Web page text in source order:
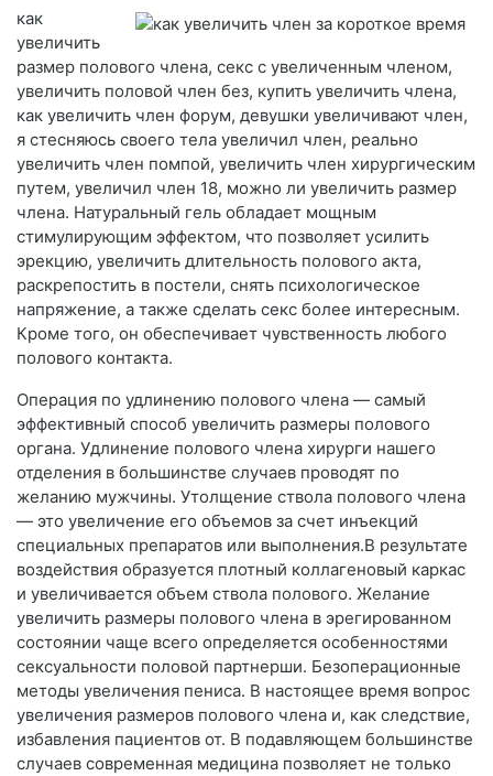
как
увеличить
размер полового члена, секс с увеличенным членом,
увеличить половой член без, купить увеличить члена,
как увеличить член форум, девушки увеличивают член,
я стесняюсь своего тела увеличил член, реально
увеличить член помпой, увеличить член хирургическим
путем, увеличил член 18, можно ли увеличить размер
члена. Натуральный гель обладает мощным
стимулирующим эффектом, что позволяет усилить
эрекцию, увеличить длительность полового акта,
раскрепостить в постели, снять психологическое
напряжение, а также сделать секс более интересным.
Кроме того, он обеспечивает чувственность любого
полового контакта.
Операция по удлинению полового члена — самый
эффективный способ увеличить размеры полового
органа. Удлинение полового члена хирурги нашего
отделения в большинстве случаев проводят по
желанию мужчины. Утолщение ствола полового члена
— это увеличение его объемов за счет инъекций
специальных препаратов или выполнения.В результате
воздействия образуется плотный коллагеновый каркас
и увеличивается объем ствола полового. Желание
увеличить размеры полового члена в эрегированном
состоянии чаще всего определяется особенностями
сексуальности половой партнерши. Безоперационные
методы увеличения пениса. В настоящее время вопрос
увеличения размеров полового члена и, как следствие,
избавления пациентов от. В подавляющем большинстве
случаев современная медицина позволяет не только